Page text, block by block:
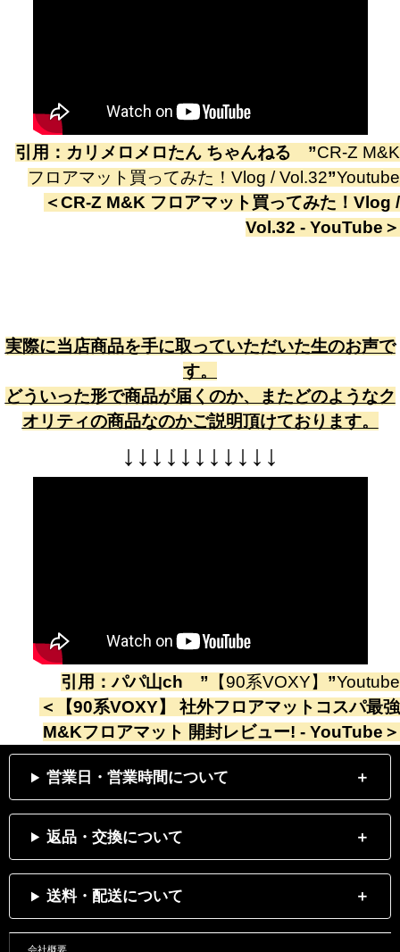
引用： カリメロメロたん ちゃんねる ”CR-Z M&K
フロアマット買ってみた！Vlog / Vol.32”Youtube
＜CR-Z M&K フロアマット買ってみた！Vlog /
Vol.32 - YouTube ＞
実際に当店商品を手に取っていただいた生のお声で
す。
どういった形で商品が届くのか、またどのようなク
オリティの商品なのかご説明頂けております。
↓ ↓ ↓ ↓ ↓ ↓ ↓ ↓ ↓ ↓ ↓
引用：パパ山ch ” 【90系VOXY】 ”Youtube
＜
【90系VOXY】 社外フロアマットコスパ最強
M&Kフロアマット 開封レビュー! - YouTube ＞
営業日・営業時間について
返品・交換について
送料・配送について
会社概要